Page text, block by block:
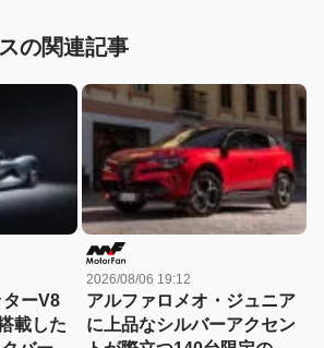
の関連記事
ーV8
載した
2026/08/06 19:12
アルファロメオ・ジュニア
に上品なシルバーアクセン